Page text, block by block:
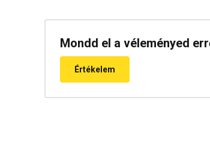
Mondd el a véleményed
Értékelem